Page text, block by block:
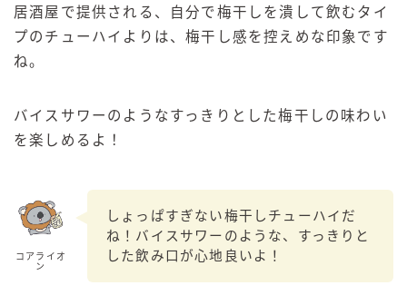
居酒屋で提供される、自分で梅干しを潰して飲むタイ
プのチューハイよりは、梅干し感を控えめな印象です
ね。
バイスサワーのようなすっきりとした梅干しの味わい
を楽しめるよ！
コアライオ
ン
しょっぱすぎない梅干しチューハイだ
ね！バイスサワーのような、すっきりと
した飲み口が心地良いよ！